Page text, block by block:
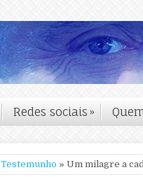
Redes sociais »
Testemunho » Um milagre a